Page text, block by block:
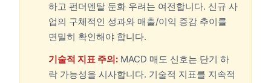
하고 펀더멘탈 둔화 우려는 여전합니다. 신규 사
업의 구체적인 성과와 매출/이익 증감 추이를
면밀히 확인해야 합니다.
기술적 지표 주의: MACD 매도 신호는 단기 하
락 가능성을 시사합니다. 기술적 지표를 지속적